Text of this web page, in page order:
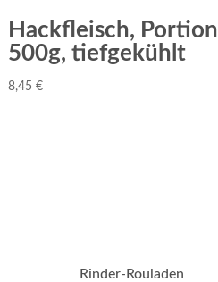
Hackfleisch, Portion
500g, tiefgekühlt
8,45€
Rinder-Rouladen